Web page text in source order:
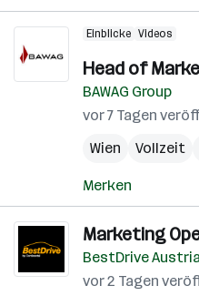
Einblicke Videos
Head of
BAWAG Group
vor 7 Tagen
Wien
Vollzeit
Merken
Marketing
BestDrive
vor 2 Tagen